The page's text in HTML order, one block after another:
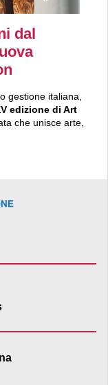
dal
gestione italiana,
edizione di Art
che unisce arte,